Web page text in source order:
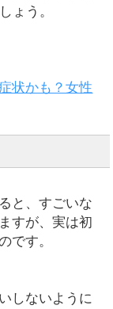
ょう。
状かも？女性
と、すごいな
すが、実は初
です。
しないように